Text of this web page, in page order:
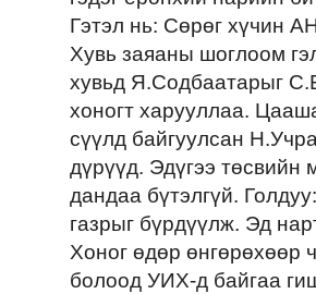
Гэтэл нь: Сөрөг хүчин
Хувь заяаны шоглоом
хувьд Я.Содбаатарыг
хоногт харууллаа.
сүүлд байгуулсан
дүрүүд. Эдүгээ төсвийн
дандаа бүтэлгүй.
газрыг бүрдүүлж. Эд
Хоног өдөр өнгөрөхөөр
болоод УИХ-д байгаа